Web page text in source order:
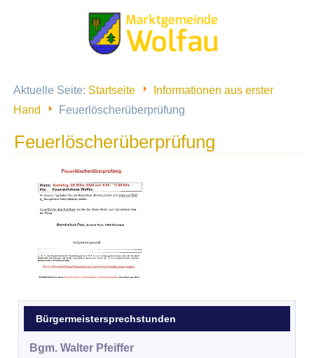
Aktuelle Seite: Startseite
Informationen aus erster
Hand
Feuerlöscherüberprüfung
Feuerlöscherüberprüfung
Bürgermeistersprechstunden
Bgm. Walter Pfeiffer